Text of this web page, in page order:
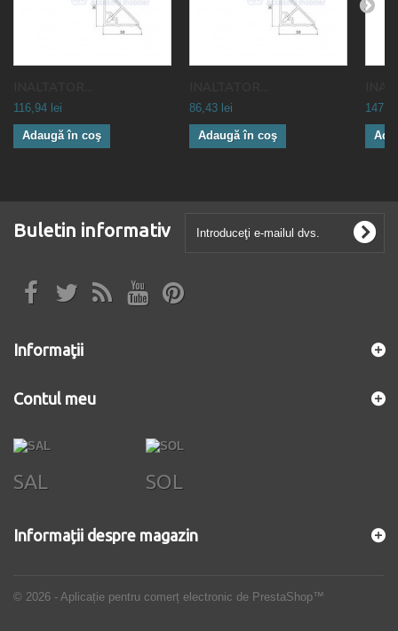
116,94 lei
Adaugă în coş
86,43 lei
Adaugă în coş
Buletin informativ
Informaţii
© 2026 - Aplicație pentru comerț electronic de PrestaShop™
Contul meu
SAL SOL
Informații despre magazin